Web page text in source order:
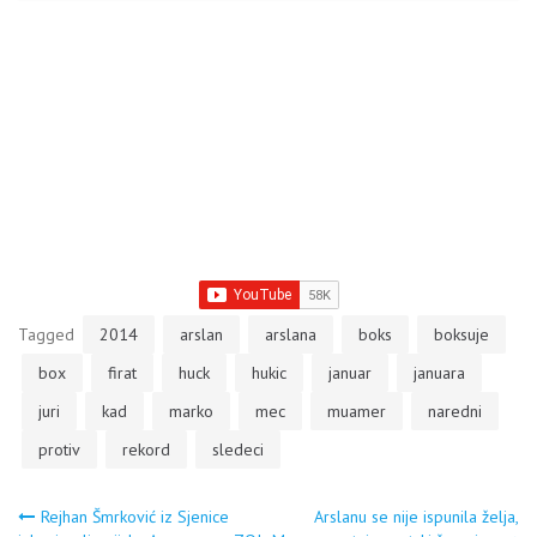
Tagged 2014 arslan arslana boks
boksuje
box
firat huck hukic januar
januara
juri
kad marko mec muamer
naredni
protiv
rekord sledeci
Rejhan Šmrković iz Sjenice
Arslanu se nije ispunila želja,